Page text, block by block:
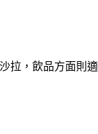
拉，飲品方面則適